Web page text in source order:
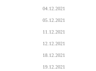
04.12.2021
05.12.2021
11.12.2021
12.12.2021
18.12.2021
19.12.2021